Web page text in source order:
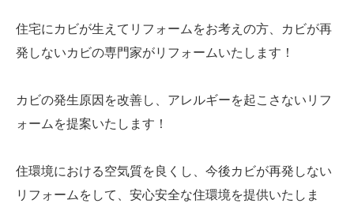
住宅にカビが生えてリフォームをお考えの方、カビが再
発しないカビの専門家がリフォームいたします！
カビの発生原因を改善し、アレルギーを起こさないリフ
ォームを提案いたします！
住環境における空気質を良くし、今後カビが再発しない
リフォームをして、安心安全な住環境を提供いたしま